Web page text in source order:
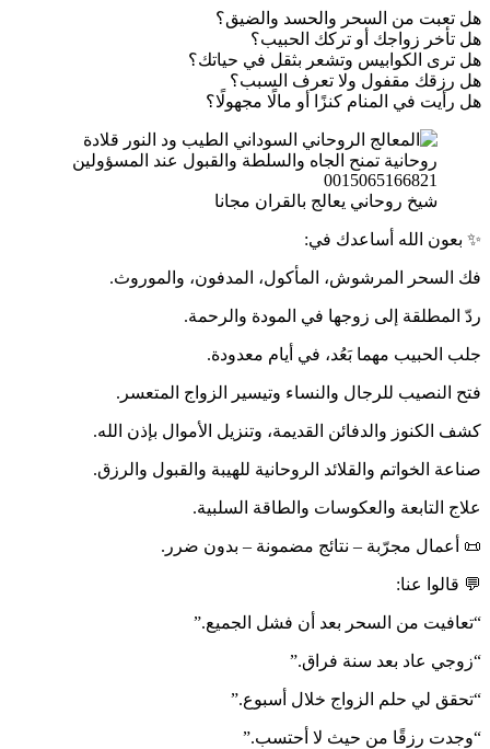
هل تعبت من السحر والحسد والضيق؟
هل تأخر زواجك أو تركك الحبيب؟
هل ترى الكوابيس وتشعر بثقل في حياتك؟
هل رزقك مقفول ولا تعرف السبب؟
هل رأيت في المنام كنزًا أو مالًا مجهولًا؟
شيخ روحاني يعالج بالقران مجانا
✨ بعون الله أساعدك في:
فك السحر المرشوش، المأكول، المدفون، والموروث.
ردّ المطلقة إلى زوجها في المودة والرحمة.
جلب الحبيب مهما بَعُد، في أيام معدودة.
فتح النصيب للرجال والنساء وتيسير الزواج المتعسر.
كشف الكنوز والدفائن القديمة، وتنزيل الأموال بإذن الله.
صناعة الخواتم والقلائد الروحانية للهيبة والقبول والرزق.
علاج التابعة والعكوسات والطاقة السلبية.
📜 أعمال مجرّبة – نتائج مضمونة – بدون ضرر.
💬 قالوا عنا:
“تعافيت من السحر بعد أن فشل الجميع.”
“زوجي عاد بعد سنة فراق.”
“تحقق لي حلم الزواج خلال أسبوع.”
“وجدت رزقًا من حيث لا أحتسب.”